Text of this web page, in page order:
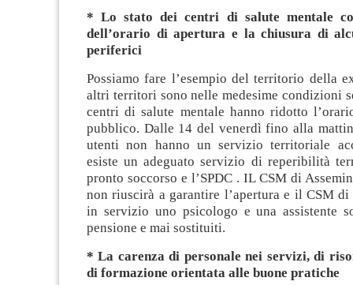
* Lo stato dei centri di salute mentale
dell’orario di apertura e la chiusura di
periferici
Possiamo fare l’esempio del territorio della
altri territori sono nelle medesime condizioni
centri di salute mentale hanno ridotto
pubblico. Dalle 14 del venerdì fino alla
utenti non hanno un servizio territoriale
esiste un adeguato servizio di reperibilità
pronto soccorso e l’SPDC . IL CSM di
non riuscirà a garantire l’apertura e il CSM
in servizio uno psicologo e una assistente
pensione e mai sostituiti.
* La carenza di personale nei servizi, di
di formazione orientata alle buone pratiche